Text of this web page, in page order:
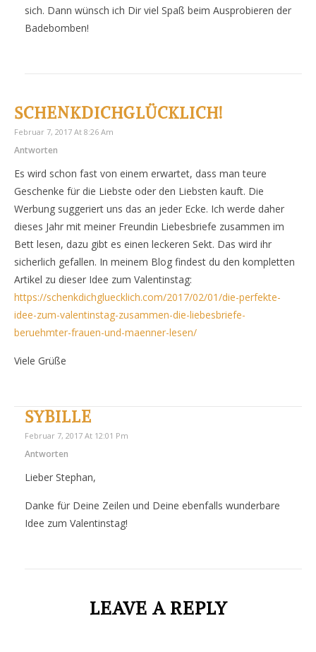
sich. Dann wünsch ich Dir viel Spaß beim Ausprobieren der
Badebomben!
SCHENKDICHGLÜCKLICH!
Februar 7, 2017 At 8:26 Am
Antworten
Es wird schon fast von einem erwartet, dass man teure
Geschenke für die Liebste oder den Liebsten kauft. Die
Werbung suggeriert uns das an jeder Ecke. Ich werde daher
dieses Jahr mit meiner Freundin Liebesbriefe zusammen im
Bett lesen, dazu gibt es einen leckeren Sekt. Das wird ihr
sicherlich gefallen. In meinem Blog findest du den kompletten
Artikel zu dieser Idee zum Valentinstag:
https://schenkdichgluecklich.com/2017/02/01/die-perfekte-
idee-zum-valentinstag-zusammen-die-liebesbriefe-
beruehmter-frauen-und-maenner-lesen/
Viele Grüße
SYBILLE
Februar 7, 2017 At 12:01 Pm
Antworten
Lieber Stephan,
Danke für Deine Zeilen und Deine ebenfalls wunderbare
Idee zum Valentinstag!
LEAVE A REPLY